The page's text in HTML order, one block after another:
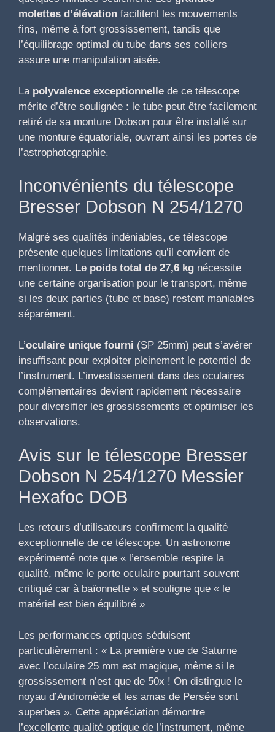
molettes d’élévation facilitent les mouvements
fins, même à fort grossissement, tandis que
l’équilibrage optimal du tube dans ses colliers
assure une manipulation aisée.
La polyvalence exceptionnelle de ce télescope
mérite d’être soulignée : le tube peut être facilement
retiré de sa monture Dobson pour être installé sur
une monture équatoriale, ouvrant ainsi les portes de
l’astrophotographie.
Inconvénients du télescope
Bresser Dobson N 254/1270
Malgré ses qualités indéniables, ce télescope
présente quelques limitations qu’il convient de
mentionner. Le poids total de 27,6 kg nécessite
une certaine organisation pour le transport, même
si les deux parties (tube et base) restent maniables
séparément.
L’oculaire unique fourni (SP 25mm) peut s’avérer
insuffisant pour exploiter pleinement le potentiel de
l’instrument. L’investissement dans des oculaires
complémentaires devient rapidement nécessaire
pour diversifier les grossissements et optimiser les
observations.
Avis sur le télescope Bresser
Dobson N 254/1270 Messier
Hexafoc DOB
Les retours d’utilisateurs confirment la qualité
exceptionnelle de ce télescope. Un astronome
expérimenté note que « l’ensemble respire la
qualité, même le porte oculaire pourtant souvent
critiqué car à baïonnette » et souligne que « le
matériel est bien équilibré »
Les performances optiques séduisent
particulièrement : « La première vue de Saturne
avec l’oculaire 25 mm est magique, même si le
grossissement n’est que de 50x ! On distingue le
noyau d’Andromède et les amas de Persée sont
superbes ». Cette appréciation démontre
l’excellente qualité optique de l’instrument, même